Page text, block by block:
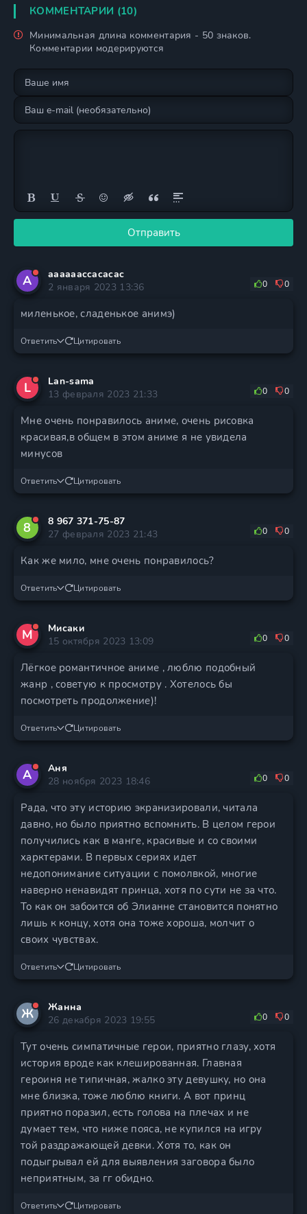
КОММЕНТАРИИ (10)
Минимальная длина комментария - 50 знаков.
Комментарии модерируются
Отправить
A
aaaaaaccacacac
2 января 2023 13:36
0 0
миленькое, сладенькое анимэ)
Ответить Цитировать
L
Lan-sama
13 февраля 2023 21:33
0 0
Мне очень понравилось аниме, очень рисовка
красивая,в общем в этом аниме я не увидела
минусов
Ответить Цитировать
8
8 967 371-75-87
27 февраля 2023 21:43
0 0
Как же мило, мне очень понравилось?
Ответить Цитировать
М
Мисаки
15 октября 2023 13:09
0 0
Лёгкое романтичное аниме , люблю подобный
жанр , советую к просмотру . Хотелось бы
посмотреть продолжение)!
Ответить Цитировать
А
Аня
28 ноября 2023 18:46
0 0
Рада, что эту историю экранизировали, читала
давно, но было приятно вспомнить. В целом герои
получились как в манге, красивые и со своими
харктерами. В первых сериях идет
недопонимание ситуации с помолвкой, многие
наверно ненавидят принца, хотя по сути не за что.
То как он забоится об Элианне становится понятно
лишь к концу, хотя она тоже хороша, молчит о
своих чувствах.
Ответить Цитировать
Ж
Жанна
26 декабря 2023 19:55
0 0
Тут очень симпатичные герои, приятно глазу, хотя
история вроде как клешированная. Главная
героиня не типичная, жалко эту девушку, но она
мне близка, тоже люблю книги. А вот принц
приятно поразил, есть голова на плечах и не
думает тем, что ниже пояса, не купился на игру
той раздражающей девки. Хотя то, как он
подыгрывал ей для выявления заговора было
неприятным, за гг обидно.
Ответить Цитировать